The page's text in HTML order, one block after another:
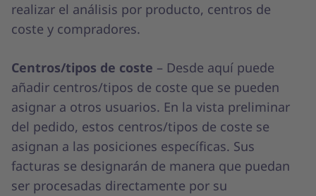
realizar el análisis por producto, centros de
coste y compradores.
Centros/tipos de coste – Desde aquí puede
añadir centros/tipos de coste que se pueden
asignar a otros usuarios. En la vista preliminar
del pedido, estos centros/tipos de coste se
asignan a las posiciones específicas. Sus
facturas se designarán de manera que puedan
ser procesadas directamente por su